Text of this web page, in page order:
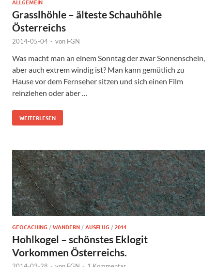
ALLGEMEIN
Grasslhöhle – älteste Schauhöhle
Österreichs
2014-05-04 - von FGN
Was macht man an einem Sonntag der zwar Sonnenschein,
aber auch extrem windig ist? Man kann gemütlich zu
Hause vor dem Fernseher sitzen und sich einen Film
reinziehen oder aber …
WEITERLESEN
GEOCACHING /WANDERN /AUSFLUG /2014
Hohlkogel – schönstes Eklogit
Vorkommen Österreichs.